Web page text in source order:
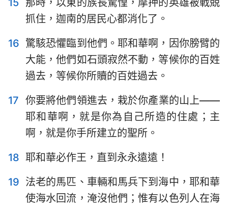
1 2 3 4 5
8
9 10 11 12
15
16 17 18 19 20
21
22
23 24 25 26 27
28
15 那時，以東的族長驚惶，摩押的英雄被戰兢
抓住，迦南的居民心都消化了。
16 驚駭恐懼臨到他們。耶和華啊，因你膀臂的
大能，他們如石頭寂然不動，等候你的百姓
過去，等候你所贖的百姓過去。
17 你要將他們領進去，栽於你產業的山上——
耶和華啊，就是你為自己所造的住處；主
啊，就是你手所建立的聖所。
18 耶和華必作王，直到永永遠遠！
19 法老的馬匹、車輛和馬兵下到海中，耶和華
使海水回流，淹沒他們；惟有以色列人在海